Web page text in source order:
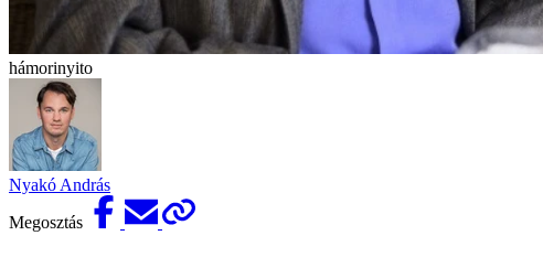
hámorinyito
Nyakó András
Megosztás